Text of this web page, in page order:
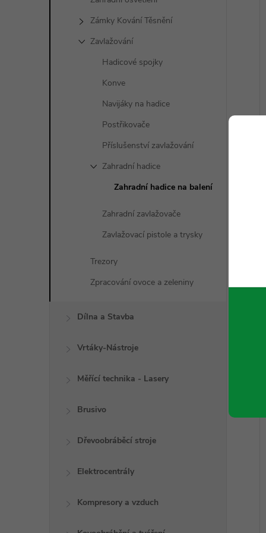
Zámky Kování Těsnění
Zavlažování
Hadicové spojky
Konve
Navijáky na hadice
Postřikovače
Příslušenství zavlažování
Zahradní hadice
Zahradní hadice na balení
Zahradní zavlažovače
Zavlažovací pistole a trysky
Trezory
Zpracování ovoce a zeleniny
Dílna a Stavba
Vrtáky-Nástroje
Měřící technika - Lasery
Brusivo
Dřevoobráběcí stroje
Elektrocentrály
Kompresory a vzduch